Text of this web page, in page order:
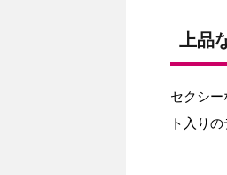
上品
セクシ
ト入り